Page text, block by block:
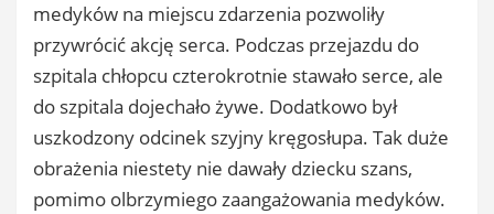
medyków na miejscu zdarzenia pozwoliły
przywrócić akcję serca. Podczas przejazdu do
szpitala chłopcu czterokrotnie stawało serce, ale
do szpitala dojechało żywe. Dodatkowo był
uszkodzony odcinek szyjny kręgosłupa. Tak duże
obrażenia niestety nie dawały dziecku szans,
pomimo olbrzymiego zaangażowania medyków.